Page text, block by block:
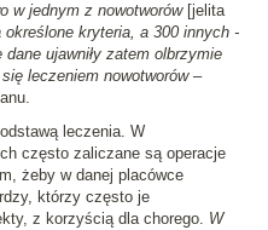
w jednym z nowotworów[jelita
określone kryteria, a 300 innych -
dane ujawniły zatem olbrzymie
leczeniem nowotworów–
leczenia. W
często zaliczane są operacje
żeby w danej placówce
którzy często je
z korzyścią dla chorego. W